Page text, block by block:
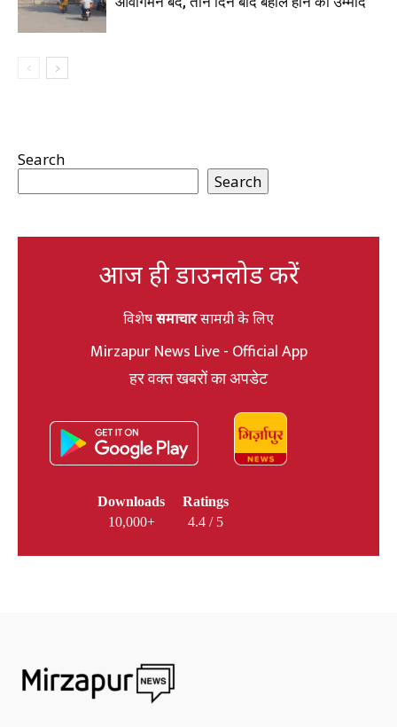
Search
Search
आज ही डाउनलोड करें
विशेषसमाचारसामग्री के लिए
Mirzapur News Live - Official App
हर वक्त खबरों का अपडेट
Downloads
10,000+
Ratings
4.4 / 5